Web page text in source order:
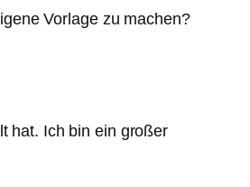
Vorlage zu machen?
hat. Ich bin ein großer